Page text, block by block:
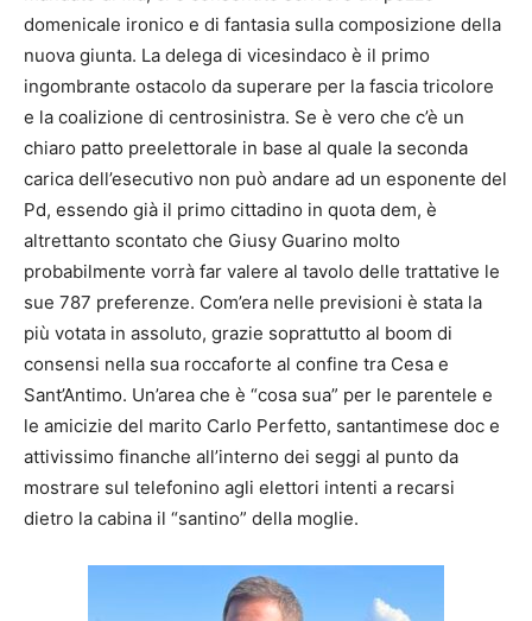
domenicale ironico e di fantasia sulla composizione della
nuova giunta. La delega di vicesindaco è il primo
ingombrante ostacolo da superare per la fascia tricolore
e la coalizione di centrosinistra. Se è vero che c’è un
chiaro patto preelettorale in base al quale la seconda
carica dell’esecutivo non può andare ad un esponente del
Pd, essendo già il primo cittadino in quota dem, è
altrettanto scontato che Giusy Guarino molto
probabilmente vorrà far valere al tavolo delle trattative le
sue 787 preferenze. Com’era nelle previsioni è stata la
più votata in assoluto, grazie soprattutto al boom di
consensi nella sua roccaforte al confine tra Cesa e
Sant’Antimo. Un’area che è “cosa sua” per le parentele e
le amicizie del marito Carlo Perfetto, santantimese doc e
attivissimo finanche all’interno dei seggi al punto da
mostrare sul telefonino agli elettori intenti a recarsi
dietro la cabina il “santino” della moglie.